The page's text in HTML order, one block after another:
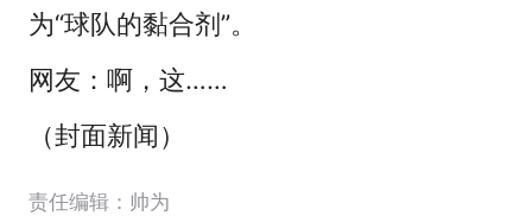
为“球队的黏合剂”。
网友：啊，这……
（封面新闻）
责任编辑：帅为